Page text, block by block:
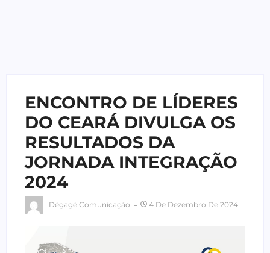
ENCONTRO DE LÍDERES
DO CEARÁ DIVULGA OS
RESULTADOS DA
JORNADA INTEGRAÇÃO
2024
Dégagé Comunicação 4 De Dezembro De 2024